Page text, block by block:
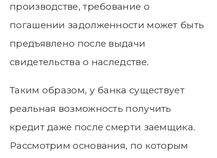
производстве, требование о
погашении задолженности может быть
предъявлено после выдачи
свидетельства о наследстве.
Таким образом, у банка существует
реальная возможность получить
кредит даже после смерти заемщика.
Рассмотрим основания, по которым